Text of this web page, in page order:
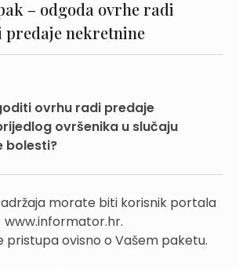
– odgoda ovrhe radi
predaje nekretnine
ovrhu radi predaje
ovršenika u slučaju
bolesti?
morate biti korisnik portala
www.informator.hr.
pristupa ovisno o Vašem paketu.